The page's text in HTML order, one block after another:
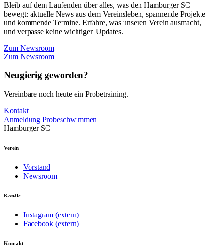
Bleib auf dem Laufenden über alles, was den Hamburger SC
bewegt: aktuelle News aus dem Vereinsleben, spannende Projekte
und kommende Termine. Erfahre, was unseren Verein ausmacht,
und verpasse keine wichtigen Updates.
Zum Newsroom
Zum Newsroom
Neugierig geworden?
Vereinbare noch heute ein Probetraining.
Kontakt
Anmeldung Probeschwimmen
Hamburger SC
Verein
Vorstand
Newsroom
Kanäle
Instagram (extern)
Facebook (extern)
Kontakt